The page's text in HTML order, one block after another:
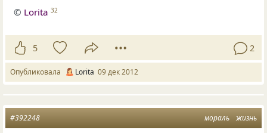
© Lorita 32
5 2
Опубликовала Lorita 09 дек 2012
мораль жизнь
#392248